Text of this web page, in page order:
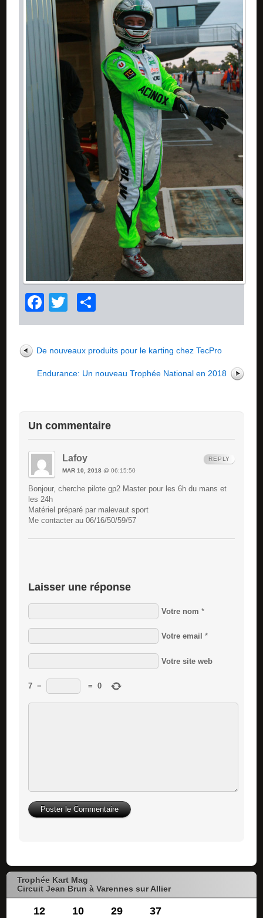
Facebook
Twitter
De nouveaux produits pour le karting chez TecPro
Endurance: Un nouveau Trophée National en 2018
Un commentaire
Lafoy
MAR 10, 2018 @ 06:15:50
Bonjour, cherche pilote gp2 Master pour les 6h du mans et
les 24h
Matériel préparé par malevaut sport
Me contacter au 06/16/50/59/57
REPLY
Laisser une réponse
Votre nom *
Votre email *
Votre site web
7 − = 0
Trophée Kart Mag
Circuit Jean Brun à Varennes sur Allier
12 10 29 36